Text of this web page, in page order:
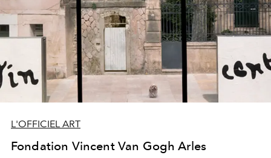
L'OFFICIEL ART
Fondation Vincent Van Gogh Arles